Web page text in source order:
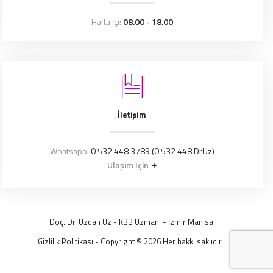
Hafta içi: 08.00 - 18.00
İletişim
Whatsapp: 0 532 448 3789 (0 532 448 DrUz)
Ulaşım Için
Doç. Dr. Uzdan Uz - KBB Uzmanı - İzmir Manisa
Gizlilik Politikası - Copyright © 2026 Her hakkı saklıdır.